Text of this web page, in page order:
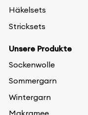
Häkelsets
Stricksets
Unsere Produkte
Sockenwolle
Sommergarn
Wintergarn